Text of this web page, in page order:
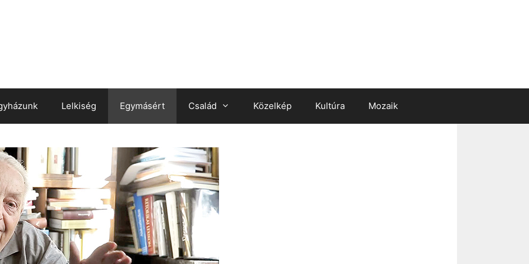
Lelkiség Egymásért Család Közelkép Kultúra Mozaik